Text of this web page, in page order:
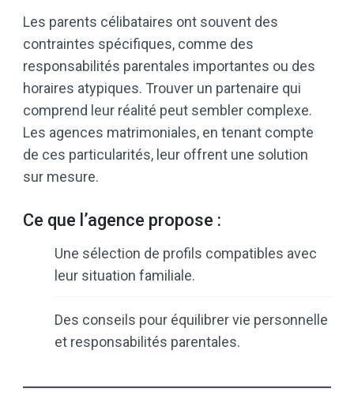
Les parents célibataires ont souvent des
contraintes spécifiques, comme des
responsabilités parentales importantes ou des
horaires atypiques. Trouver un partenaire qui
comprend leur réalité peut sembler complexe.
Les agences matrimoniales, en tenant compte
de ces particularités, leur offrent une solution
sur mesure.
Ce que l’agence propose :
Une sélection de profils compatibles avec
leur situation familiale.
Des conseils pour équilibrer vie personnelle
et responsabilités parentales.